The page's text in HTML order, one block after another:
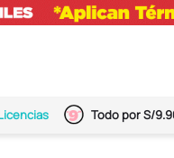
Todo por S/